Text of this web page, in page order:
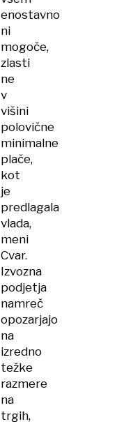
enostavno
ni
mogoče,
zlasti
ne
v
višini
polovične
minimalne
plače,
kot
je
predlagala
vlada,
meni
Cvar.
Izvozna
podjetja
namreč
opozarjajo
na
izredno
težke
razmere
na
trgih,